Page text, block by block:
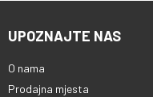
UPOZNAJTE NAS
O nama
Prodajna mjesta